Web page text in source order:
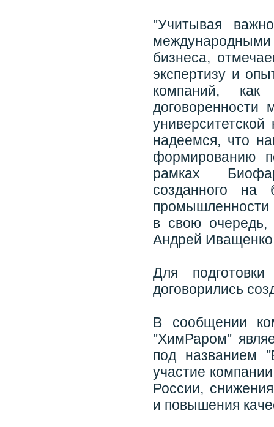
"Учитывая
бизнеса,
экспертизу и
компаний, как
договоренности
надеемся, что
формированию
рамках
созданного на
промышленности
в свою очередь,
Андрей
Для
договорились
В сообщении
"ХимРаром"
под названием
участие
России,
и повышения